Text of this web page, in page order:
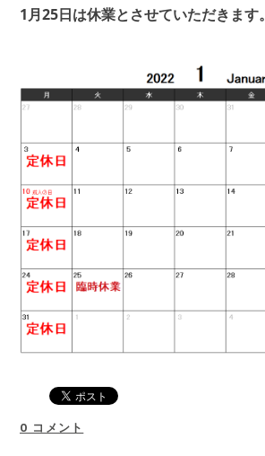
1月25日は休業とさせていただきます。
0 コメント